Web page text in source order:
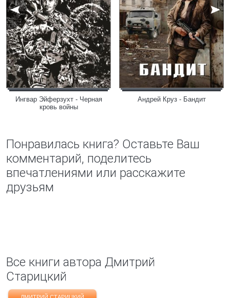
Ингвар Эйферзухт - Черная
кровь войны
Андрей Круз - Бандит
Понравилась книга? Оставьте Ваш
комментарий, поделитесь
впечатлениями или расскажите
друзьям
Все книги автора Дмитрий
Старицкий